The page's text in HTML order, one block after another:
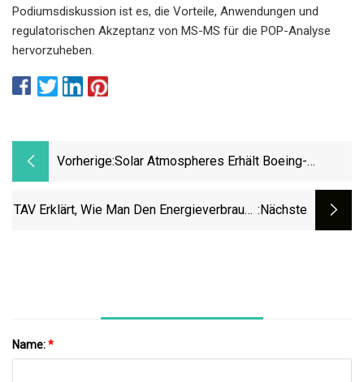
Podiumsdiskussion ist es, die Vorteile, Anwendungen und
regulatorischen Akzeptanz von MS-MS für die POP-Analyse
hervorzuheben.
Vorherige:Solar Atmospheres Erhält Boeing-
Ölabschreckung
TAV Erklärt, Wie Man Den Energieverbrauch :nächste
Name:*